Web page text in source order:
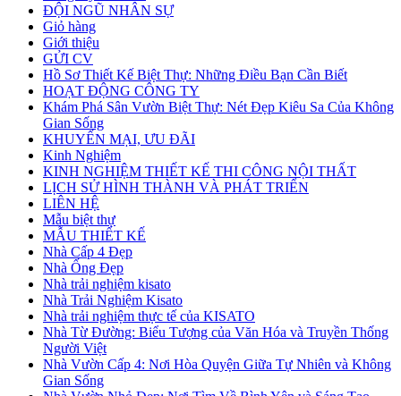
ĐỘI NGŨ NHÂN SỰ
Giỏ hàng
Giới thiệu
GỬI CV
Hồ Sơ Thiết Kế Biệt Thự: Những Điều Bạn Cần Biết
HOẠT ĐỘNG CÔNG TY
Khám Phá Sân Vườn Biệt Thự: Nét Đẹp Kiêu Sa Của Không
Gian Sống
KHUYẾN MẠI, ƯU ĐÃI
Kinh Nghiệm
KINH NGHIỆM THIẾT KẾ THI CÔNG NỘI THẤT
LỊCH SỬ HÌNH THÀNH VÀ PHÁT TRIỂN
LIÊN HỆ
Mẫu biệt thự
MẪU THIẾT KẾ
Nhà Cấp 4 Đẹp
Nhà Ống Đẹp
Nhà trải nghiệm kisato
Nhà Trải Nghiệm Kisato
Nhà trải nghiệm thực tế của KISATO
Nhà Từ Đường: Biểu Tượng của Văn Hóa và Truyền Thống
Người Việt
Nhà Vườn Cấp 4: Nơi Hòa Quyện Giữa Tự Nhiên và Không
Gian Sống